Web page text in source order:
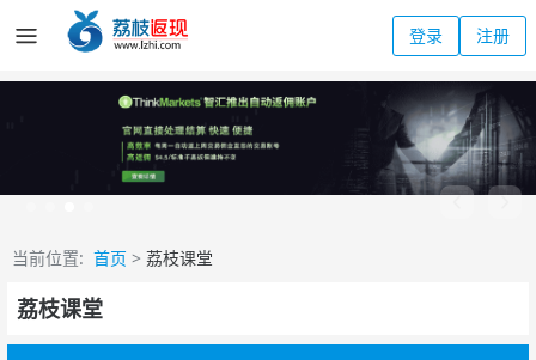
登录 注册
当前位置: 首页 > 荔枝课堂
荔枝课堂